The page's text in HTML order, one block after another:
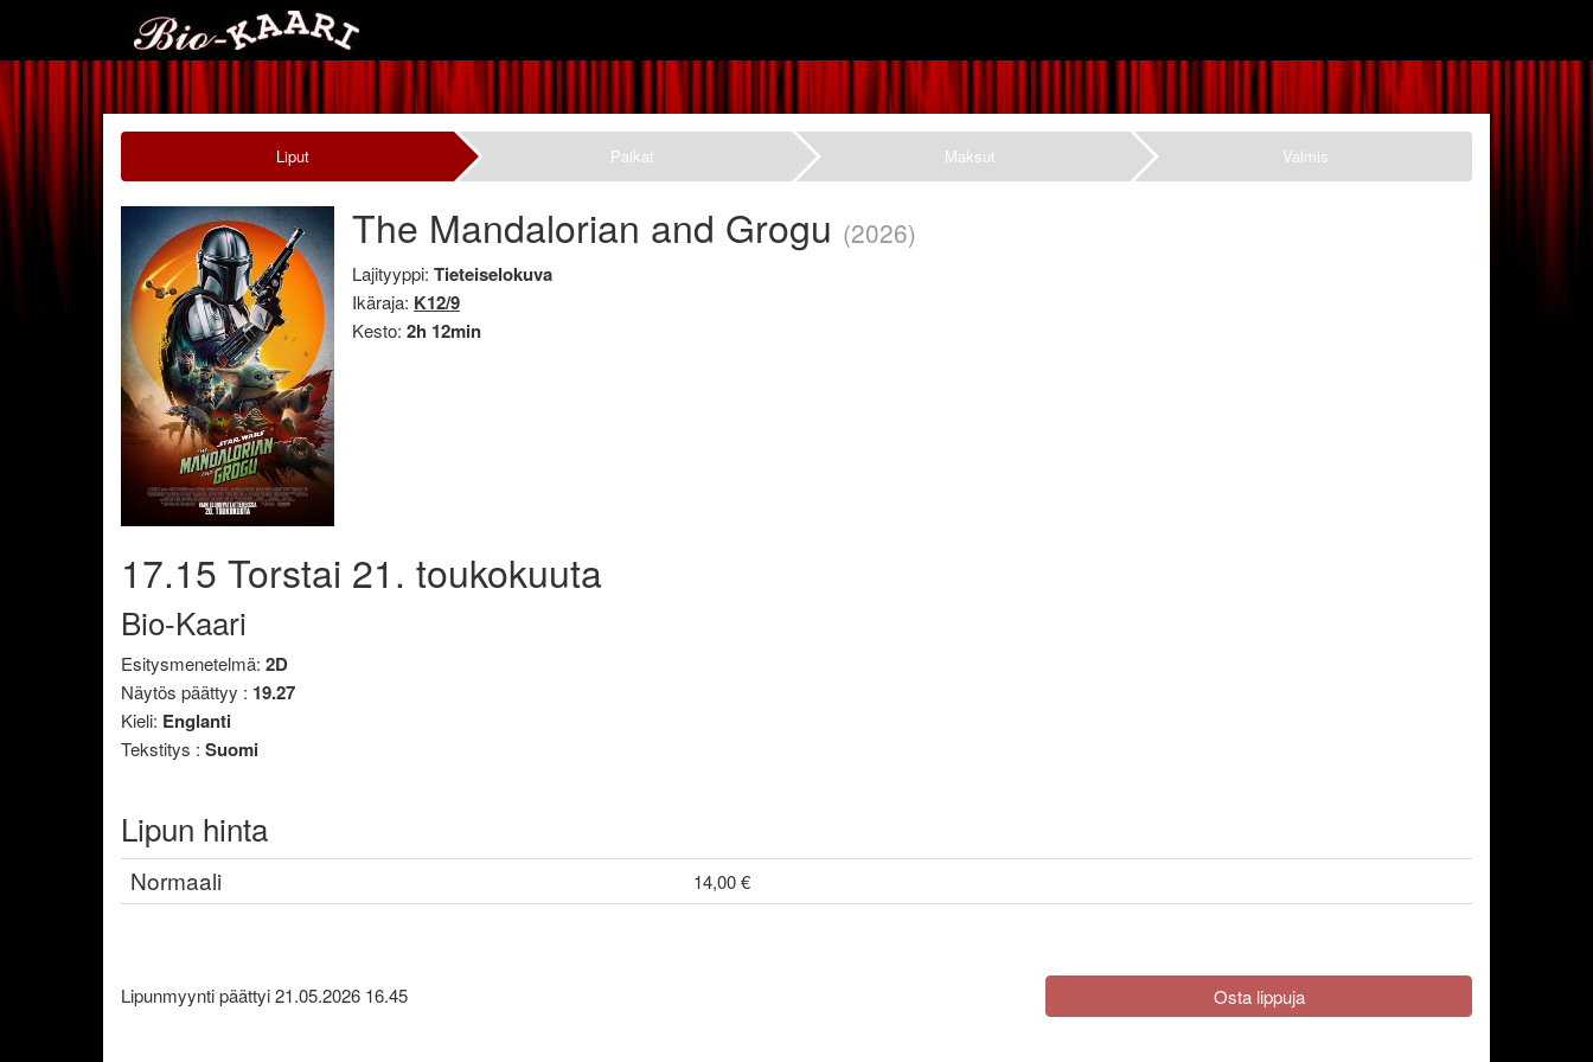
Liput Paikat Maksut Valmis
The Mandalorian and Grogu (2026)
Lajityyppi: Tieteiselokuva
Ikäraja: K12/9
Kesto: 2h 12min
17.15 Torstai 21. toukokuuta
Bio-Kaari
Esitysmenetelmä: 2D
Näytös päättyy : 19.27
Kieli: Englanti
Tekstitys : Suomi
Lipun hinta
Normaali 14,00 €
Lipunmyynti päättyi 21.05.2026 16.45 Osta lippuja